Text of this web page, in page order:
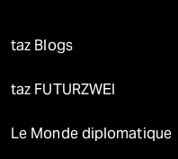
taz Blogs
taz FUTURZWEI
Le Monde diplomatique